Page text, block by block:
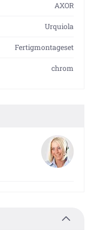
AXOR
Urquiola
Fertigmontageset
chrom